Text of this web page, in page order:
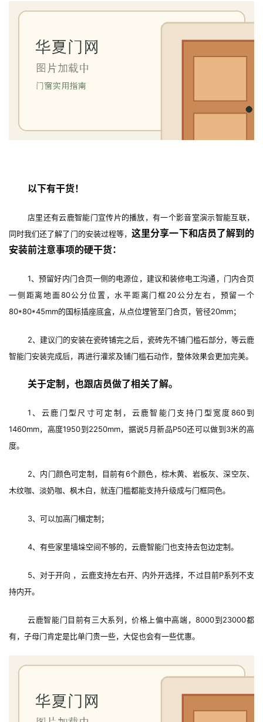
户
卧
门
以下有干货！
店里还有云鹿智能门宣传片的播放，有一个影音室演示智能互联，
同时我们还了解了门的安装过程等，这里分享一下和店员了解到的
安装前注意事项的硬干货：
1、预留好内门合页一侧的电源位，建议和装修电工沟通，门内合页
一侧距离地面80公分位置，水平距离门框20公分左右，预留一个
80*80*45mm的国标插座底盒，从点位埋管至门合页，管径20mm；
2、建议门的安装在瓷砖铺完之后，瓷砖先不铺门槛石部分，等云鹿
智能门安装完成后，再进行灌浆及铺门槛石动作，整体效果会更加完美。
关于定制，也跟店员做了相关了解。
1、云鹿门型尺寸可定制，云鹿智能门支持门型宽度860到
1460mm，高度1950到2250mm，据说5月新品P50还可以做到3米的高
度。
2、内门颜色可定制，目前有6个颜色，棕木黄、岩板灰、深空灰、
木纹咖、淡奶咖、枫木白，就连门槛都能支持升级成与门框同色。
3、可以加高门楣定制；
4、有些家里墙垛空间不够的，云鹿智能门也支持去包边定制。
5、对于开向 ，云鹿支持左右开、内外开选择，不过目前P系列不支
持内开。
云鹿智能门目前有三大系列，价格上偏中高端，8000到23000都
有，子母门肯定是比单门贵一些，大促也会有一些优惠。